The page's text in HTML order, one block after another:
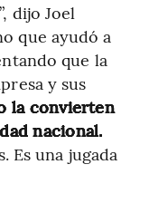
dijo Joel
que ayudó a
que la
y sus
la convierten
nacional.
Es una jugada